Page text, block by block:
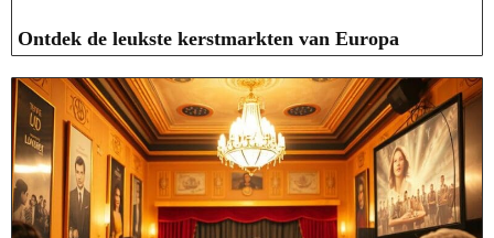
Ontdek de leukste kerstmarkten van Europa